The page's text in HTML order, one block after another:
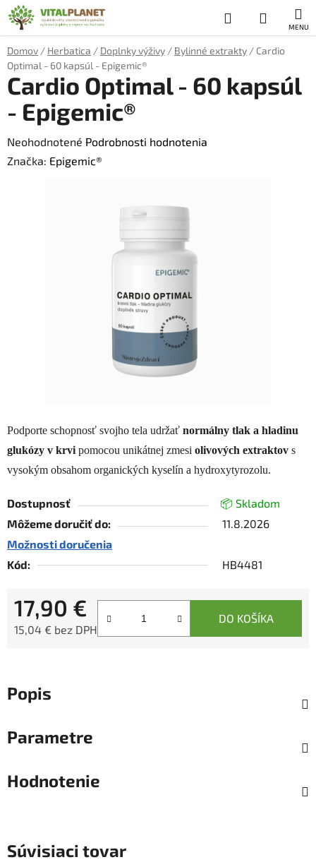
Prejsť
na
obsah
Hľadať
KOŠÍK
Domov / Herbatica / Doplnky výživy / Bylinné extrakty / Cardio
Optimal - 60 kapsúl - Epigemic®
Podporte schopnosť svojho tela udržať normálny tlak a hladinu
glukózy v krvi pomocou unikátnej zmesi olivových extraktov s
vysokým obsahom organických kyselín a hydroxytyrozolu.
Dostupnosť
📦 Skladom
Môžeme doručiť do:
11.8.2026
Možnosti doručenia
Kód:
HB4481
17,90 €
15,04 € bez DPH
DO KOŠÍKA
Cardio Optimal - 60 kapsúl
- Epigemic®
Priemerné
hodnotenie
Neohodnotené Podrobnosti hodnotenia
Značka: Epigemic®
Popis
Parametre
Hodnotenie
Súvisiaci tovar